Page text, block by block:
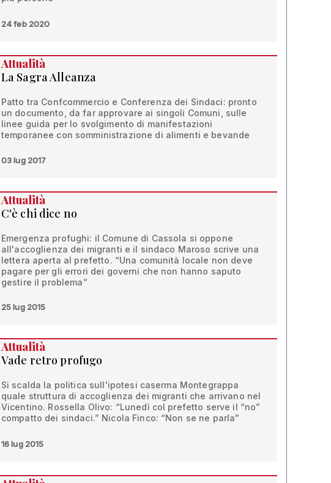
24 feb 2020
Attualità
La Sagra Alleanza
Patto tra Confcommercio e Conferenza dei Sindaci: pronto
un documento, da far approvare ai singoli Comuni, sulle
linee guida per lo svolgimento di manifestazioni
temporanee con somministrazione di alimenti e bevande
03 lug 2017
Attualità
C'è chi dice no
Emergenza profughi: il Comune di Cassola si oppone
all'accoglienza dei migranti e il sindaco Maroso scrive una
lettera aperta al prefetto. “Una comunità locale non deve
pagare per gli errori dei governi che non hanno saputo
gestire il problema”
25 lug 2015
Attualità
Vade retro profugo
Si scalda la politica sull'ipotesi caserma Montegrappa
quale struttura di accoglienza dei migranti che arrivano nel
Vicentino. Rossella Olivo: “Lunedì col prefetto serve il “no”
compatto dei sindaci.” Nicola Finco: “Non se ne parla”
16 lug 2015